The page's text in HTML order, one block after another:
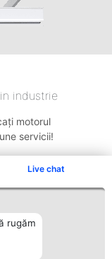
Live chat
rugăm
industrie
motorul
servicii!